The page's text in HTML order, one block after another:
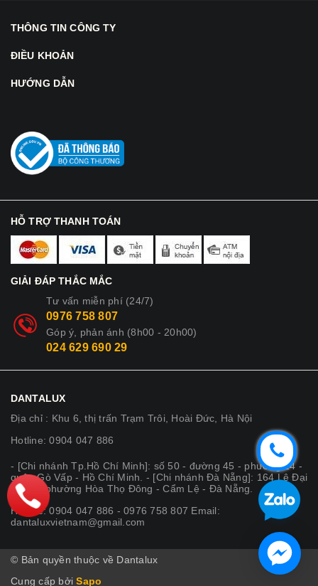
THÔNG TIN CÔNG TY
ĐIỀU KHOẢN
HƯỚNG DẪN
HỖ TRỢ THANH TOÁN
GIẢI ĐÁP THẮC MẮC
Tư vấn miễn phí (24/7)
0976 758 807
Góp ý, phản ánh (8h00 - 20h00)
024 629 690 29
DANTALUX
Địa chỉ : Khu 6, thị trấn Trạm Trôi, Hoài Đức, Hà Nội
Hotline: 0904 047 886
- [Chi nhánh Tp.Hồ Chí Minh]: số 50 - đường 45 - phường 14 -
quận Gò Vấp - Hồ Chí Minh. - [Chi nhánh Đà Nẵng]: 164 Lê Đại
Hành - phường Hòa Thọ Đông - Cẩm Lệ - Đà Nẵng.
Hotline: 0904 047 886 - 0976 758 807 Email:
dantaluxvietnam@gmail.com
© Bản quyền thuộc về Dantalux
Cung cấp bởiSapo